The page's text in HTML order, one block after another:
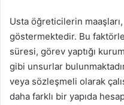
Usta öğreticilerin
göstermektedir. Bu
süresi, görev yaptığı
gibi unsurlar
veya sözleşmeli olarak
daha farklı bir yapıda